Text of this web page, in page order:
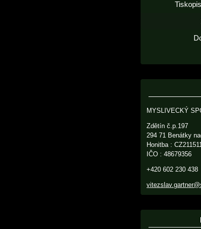
MYSLIVECKÝ
Zdětín č.p.197
294 71 Benátky
Honitba :
IČO : 48679356
+420 602 230 438